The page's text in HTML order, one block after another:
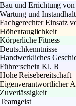
Bau und Errichtung von
Wartung und
Fachgerechter Einsatz
Höhentauglichkeit
Körperliche Fitness
Deutschkenntnisse
Handwerkliches
Führerschein Kl. B
Hohe Reisebereitschaft
Eigenverantwortlicher
Zuverlässigkeit
Teamgeist